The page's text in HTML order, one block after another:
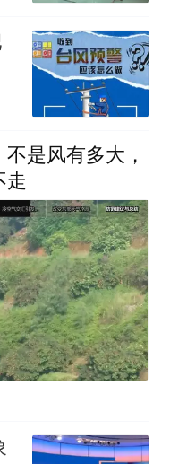
是风有多大，
走